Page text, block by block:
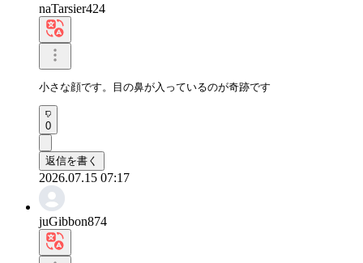
naTarsier424
小さな顔です。目の鼻が入っているのが奇跡です
0
返信を書く
2026.07.15 07:17
juGibbon874